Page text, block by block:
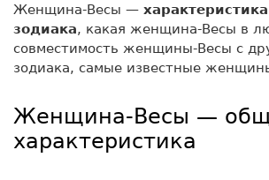
Женщина-Весы —
зодиака, какая женщина-Весы в
совместимость женщины-Весы с
зодиака, самые известные
Женщина-Весы —
характеристика